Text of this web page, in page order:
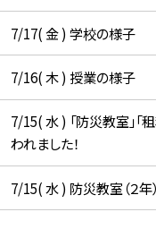
7/17( 金 ) 学校の様子
7/16( 木 ) 授業の様子
7/15( 水 ) 「防災教室」「
われました！
7/15( 水 ) 防災教室（２年）